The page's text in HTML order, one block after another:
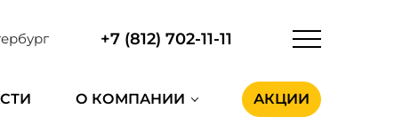
+7 (812) 702-11-11
О КОМПАНИИ АКЦИИ